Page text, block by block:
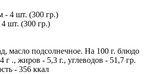
шт. (300 гр.)
масло подсолнечное. На 100 г. блюдо
г ., жиров - 5,3 г., углеводов - 51,7 гр.
- 356 ккал